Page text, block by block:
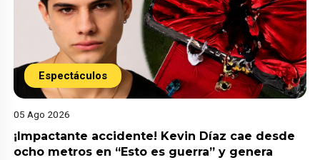
Espectáculos
05 Ago 2026
¡Impactante accidente! Kevin Díaz cae desde
ocho metros en “Esto es guerra” y genera